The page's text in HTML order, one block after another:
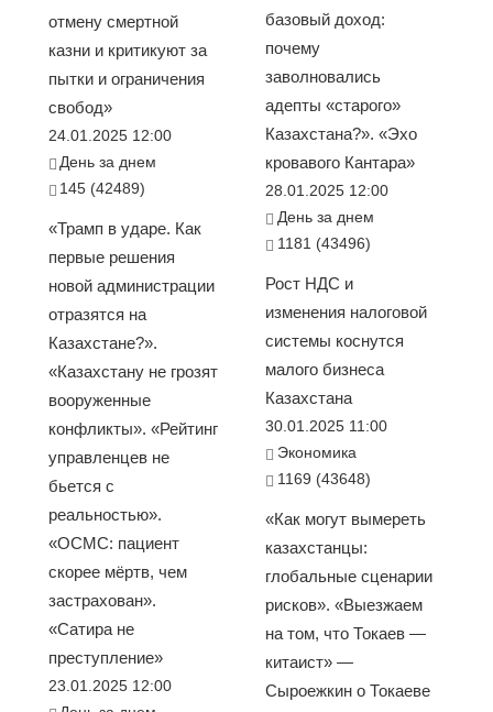
отмену смертной
казни и критикуют за
пытки и ограничения
свобод»
24.01.2025 12:00
День за днем
145 (42489)
«Трамп в ударе. Как
первые решения
новой администрации
отразятся на
Казахстане?».
«Казахстану не грозят
вооруженные
конфликты». «Рейтинг
управленцев не
бьется с
реальностью».
«ОСМС: пациент
скорее мёртв, чем
застрахован».
«Сатира не
преступление»
23.01.2025 12:00
базовый доход:
почему
заволновались
адепты «старого»
Казахстана?». «Эхо
кровавого Кантара»
28.01.2025 12:00
День за днем
1181 (43496)
Рост НДС и
изменения налоговой
системы коснутся
малого бизнеса
Казахстана
30.01.2025 11:00
Экономика
1169 (43648)
«Как могут вымереть
казахстанцы:
глобальные сценарии
рисков». «Выезжаем
на том, что Токаев —
китаист» —
Сыроежкин о Токаеве